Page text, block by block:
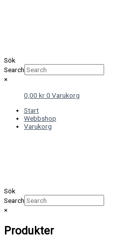
Sök
Search
×
0,00 kr0 Varukorg
Start
Webbshop
Varukorg
Sök
Search
×
Produkter